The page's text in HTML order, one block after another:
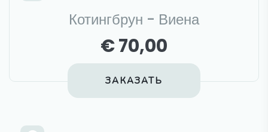
Котингбрун - Виена
€ 70,00
ЗАКАЗАТЬ